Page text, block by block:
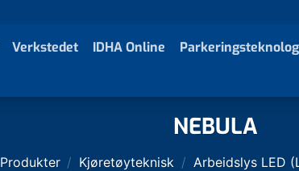
Verkstedet IDHA Online
NEBULA
Produkter / Kjøretøyteknisk / Arbeidslys LED